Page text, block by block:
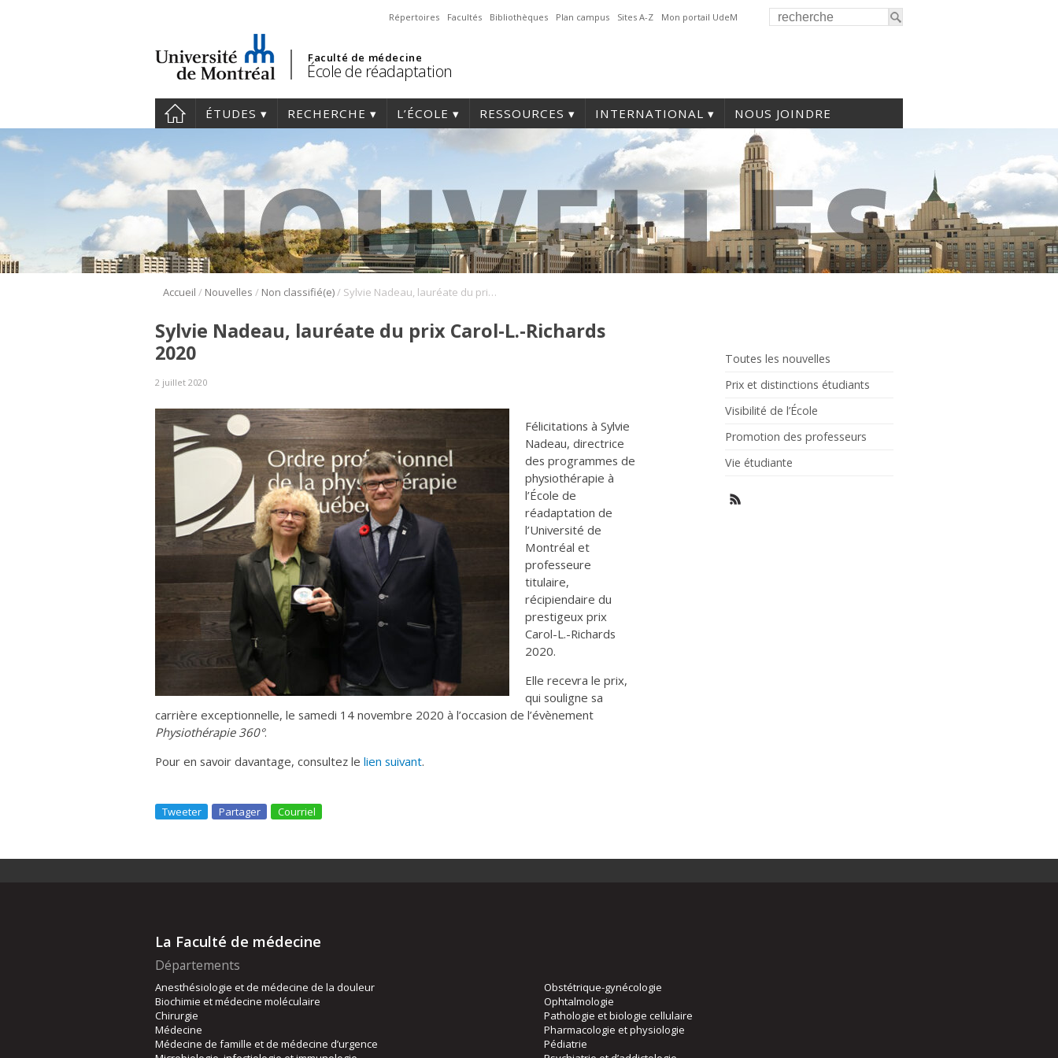
Répertoires Facultés Bibliothèques Plan campus Sites A-Z Mon portail UdeM
Faculté de médecine
École de réadaptation
ÉTUDES RECHERCHE L’ÉCOLE RESSOURCES INTERNATIONAL NOUS JOINDRE
Accueil / Nouvelles / Non classifié(e)/ Sylvie Nadeau, lauréate du prix Carol-L.-Richards 2020
Toutes les nouvelles
Prix et distinctions étudiants
Visibilité de l’École
Promotion des professeurs
Vie étudiante
Sylvie Nadeau, lauréate du prix Carol-L.-Richards
2020
2 juillet 2020
Félicitations à Sylvie
Nadeau, directrice
des programmes de
physiothérapie à
l’École de
réadaptation de
l’Université de
Montréal et
professeure
titulaire,
récipiendaire du
prestigeux prix
Carol-L.-Richards
2020.
Elle recevra le prix,
qui souligne sa
carrière exceptionnelle, le samedi 14 novembre 2020 à l’occasion de l’évènement
Physiothérapie 360°.
Pour en savoir davantage, consultez le lien suivant.
Tweeter Partager Courriel
La Faculté de médecine
Départements
Anesthésiologie et de médecine de la douleur
Biochimie et médecine moléculaire
Chirurgie
Médecine
Médecine de famille et de médecine d’urgence
Obstétrique-gynécologie
Ophtalmologie
Pathologie et biologie cellulaire
Pharmacologie et physiologie
Pédiatrie